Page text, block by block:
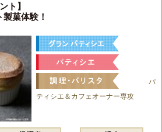
ト】
菓体験！
パ
ティシエ＆カフェオーナー専攻